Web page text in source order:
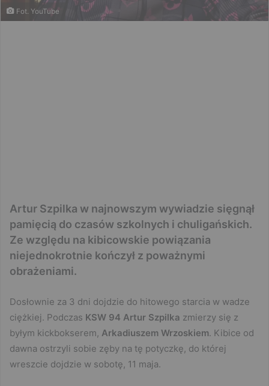
Fot. YouTube
Artur Szpilka w najnowszym wywiadzie sięgnął
pamięcią do czasów szkolnych i chuligańskich.
Ze względu na kibicowskie powiązania
niejednokrotnie kończył z poważnymi
obrażeniami.
Dosłownie za 3 dni dojdzie do hitowego starcia w wadze
ciężkiej. Podczas KSW 94 Artur Szpilka zmierzy się z
byłym kickbokserem, Arkadiuszem Wrzoskiem. Kibice od
dawna ostrzyli sobie zęby na tę potyczkę, do której
wreszcie dojdzie w sobotę, 11 maja.